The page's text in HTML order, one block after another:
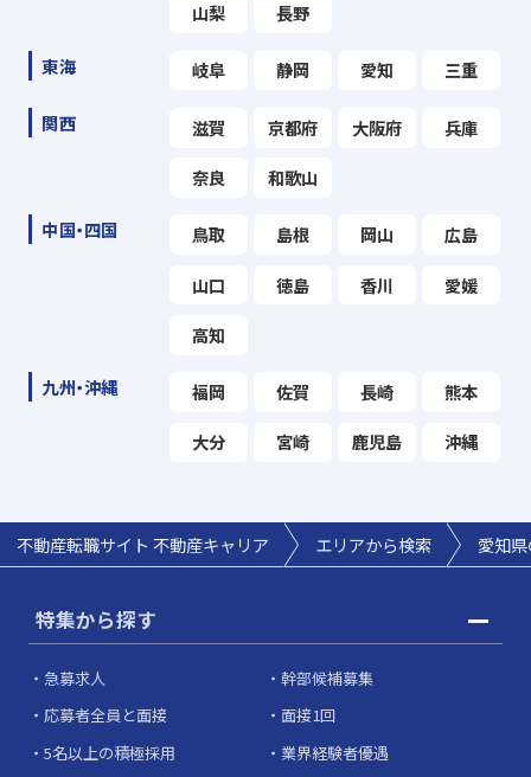
山梨 長野
東海 岐阜 静岡 愛知 三重
関西 滋賀 京都府 大阪府 兵庫
奈良 和歌山
中国・四国 鳥取 島根 岡山 広島
山口 徳島 香川 愛媛
高知
九州・沖縄 福岡 佐賀 長崎 熊本
大分 宮崎 鹿児島 沖縄
不動産転職サイト 不動産キャリア エリアから検索 愛知
特集から探す
急募求人
幹部候補募集
応募者全員と面接
面接1回
5名以上の積極採用
業界経験者優遇